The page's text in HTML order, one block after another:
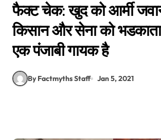
फैक्ट चेक: खुद को आर्मी
किसान और सेना को
एक पंजाबी गायक है
By Factmyths Staff Jan 5, 2021